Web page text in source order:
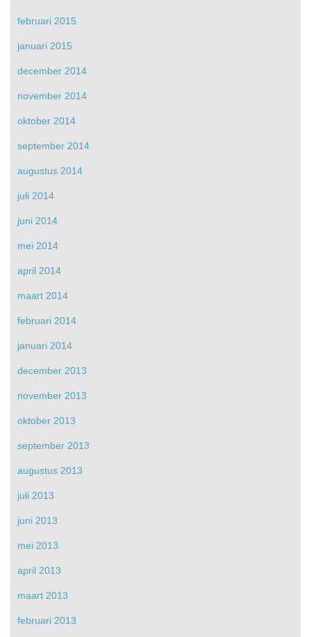
februari 2015
januari 2015
december 2014
november 2014
oktober 2014
september 2014
augustus 2014
juli 2014
juni 2014
mei 2014
april 2014
maart 2014
februari 2014
januari 2014
december 2013
november 2013
oktober 2013
september 2013
augustus 2013
juli 2013
juni 2013
mei 2013
april 2013
maart 2013
februari 2013